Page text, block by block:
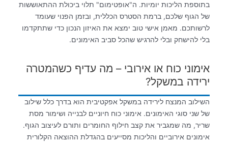
בתוספת הליכות יומיות. ה"אופטימום" תלוי ביכולת ההתאוששות
של הגוף שלכם, ברמת הסטרס הכללית, ובזמן הפנוי שעומד
לרשותכם. מאמן אישי טוב ימצא את האיזון הנכון כדי שתתקדמו
בלי להישחק ובלי להרגיש שהכל סביב האימונים.
אימוני כוח או אירובי – מה עדיף כשהמטרה
ירידה במשקל?
השילוב המנצח לירידה במשקל אפקטיבית הוא בדרך כלל שילוב
של שני סוגי האימונים. אימוני כוח חיוניים לבנייה ושימור מסת
שריר, מה שמגביר את קצב חילוף החומרים ותורם לעיצוב הגוף.
אימונים אירוביים והליכות מסייעים בהגדלת ההוצאה הקלורית